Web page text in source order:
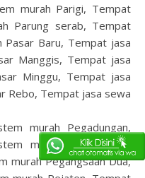
murah Parigi, Tempat
Parung serab, Tempat
Baru, Tempat jasa
Manggis, Tempat jasa
Minggu, Tempat jasa
Rebo, Tempat jasa sewa
murah Pegadungan,
murah Pegangsaan,
murah Pegangsaan Dua,